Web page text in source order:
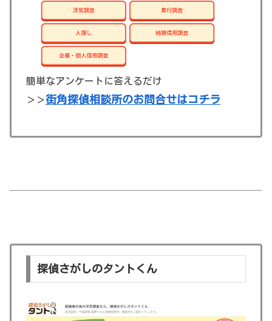
簡単なアンケートに答えるだけ
＞＞街角探偵相談所のお問合せはコチラ
探偵さがしのタントくん